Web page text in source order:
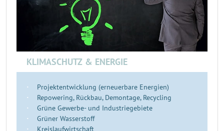
KLIMASCHUTZ & ENERGIE
Projektentwicklung (erneuerbare Energien)
Repowering, Rückbau, Demontage, Recycling
Grüne Gewerbe- und Industriegebiete
Grüner Wasserstoff
Kreislaufwirtschaft